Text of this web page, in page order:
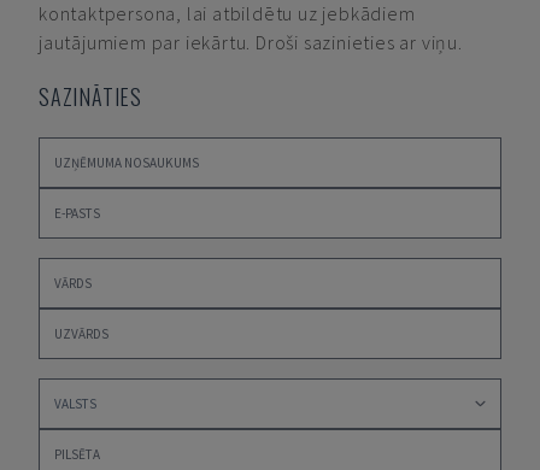
kontaktpersona, lai atbildētu uz jebkādiem
jautājumiem par iekārtu. Droši sazinieties ar viņu.
SAZINĀTIES